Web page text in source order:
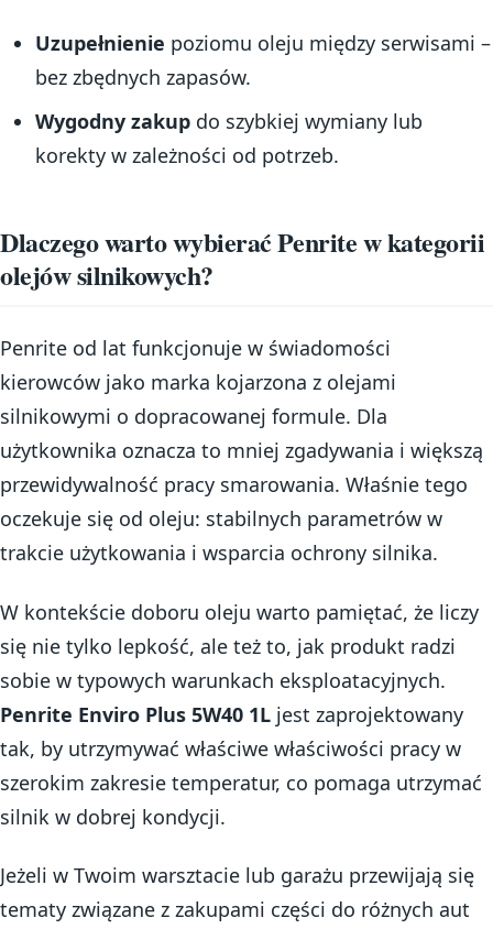
Uzupełnienie poziomu oleju między serwisami –
bez zbędnych zapasów.
Wygodny zakupdo szybkiej wymiany lub
korekty w zależności od potrzeb.
Dlaczego warto wybierać Penrite w kategorii
olejów silnikowych?
Penrite od lat funkcjonuje w świadomości
kierowców jako marka kojarzona z olejami
silnikowymi o dopracowanej formule. Dla
użytkownika oznacza to mniej zgadywania i większą
przewidywalność pracy smarowania. Właśnie tego
oczekuje się od oleju: stabilnych parametrów w
trakcie użytkowania i wsparcia ochrony silnika.
W kontekście doboru oleju warto pamiętać, że liczy
się nie tylko lepkość, ale też to, jak produkt radzi
sobie w typowych warunkach eksploatacyjnych.
Penrite Enviro Plus 5W40 1L jest zaprojektowany
tak, by utrzymywać właściwe właściwości pracy w
szerokim zakresie temperatur, co pomaga utrzymać
silnik w dobrej kondycji.
Jeżeli w Twoim warsztacie lub garażu przewijają się
tematy związane z zakupami części do różnych aut